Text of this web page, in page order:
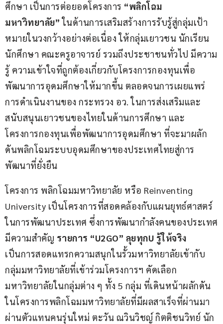
ศึกษา เป็นการต่อยอดโครงการ “พลิกโฉม
มหาวิทยาลัย” ในด้านการเสริมสร้างการรับรู้สู่กลุ่มเป้า
หมายในวงกว้างอย่างต่อเนื่อง ให้กลุ่มเยาวชน นักเรียน
นักศึกษา คณะครูอาจารย์ รวมถึงประชาชนทั่วไป มีความ
รู้ ความเข้าใจที่ถูกต้องเกี่ยวกับโครงการกองทุนเพื่อ
พัฒนาการอุดมศึกษาให้มากขึ้น ตลอดจนการเผยแพร่
การดำเนินงานของ กระทรวง อว. ในการส่งเสริมและ
สนับสนุนเยาวชนของไทยในด้านการศึกษา และ
โครงการกองทุนเพื่อพัฒนาการอุดมศึกษา ที่จะมาผลัก
ดันพลิกโฉมระบบอุดมศึกษาของประเทศไทยสู่การ
พัฒนาที่ยั่งยืน
โครงการ พลิกโฉมมหาวิทยาลัย หรือ Reinventing
University เป็นโครงการที่สอดคล้องกับแผนยุทธ์ศาสตร์
ในการพัฒนาประเทศ ซึ่งการพัฒนากำลังคนของประเทศ
มีความสำคัญ รายการ “U2GO” ลุยทุกU รู้ให้จริง
เป็นการสอดแทรกความสนุกในรั้วมหาวิทยาลัยเข้ากับ
กลุ่มมหาวิทยาลัยที่เข้าร่วมโครงการฯ คัดเลือก
มหาวิทยาลัยในกลุ่มต่าง ๆ ทั้ง 5 กลุ่ม ที่เดินหน้าผลักดัน
ในโครงการพลิกโฉมมหาวิทยาลัยที่มีผลสาเร็จที่ผ่านมา
ผ่านตัวแทนคนรุ่นใหม่ ตะวัน ณวินวิชญ์ กิตติชนวิทย์ นัก